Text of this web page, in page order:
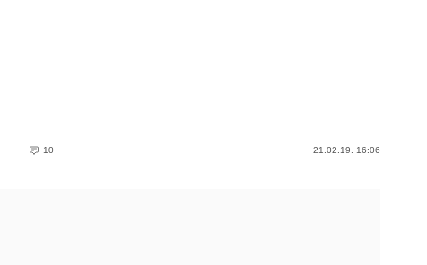
10 21.02.19. 16:06